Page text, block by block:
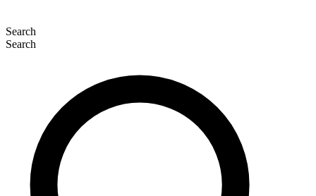
Search
Search